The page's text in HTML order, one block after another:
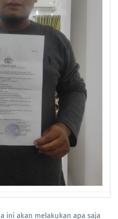
ini akan melakukan apa saja